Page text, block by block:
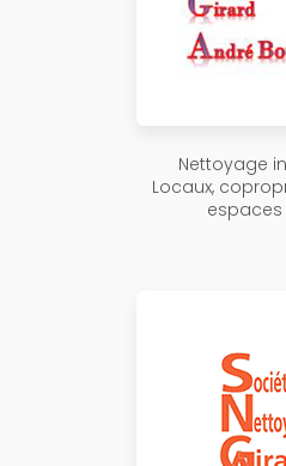
Nettoyage
Locaux,
espaces